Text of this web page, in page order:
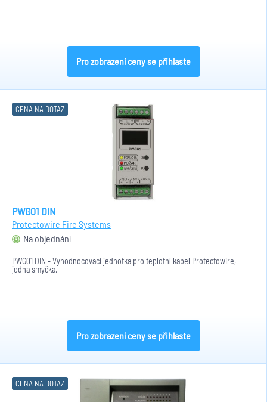
Pro zobrazení ceny se přihlaste
CENA NA DOTAZ
PWG01 DIN
Protectowire Fire Systems
Na objednání
PWG01 DIN - Vyhodnocovací jednotka pro teplotní kabel Protectowire,
jedna smyčka.
Pro zobrazení ceny se přihlaste
CENA NA DOTAZ